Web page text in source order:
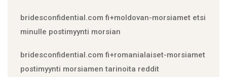
bridesconfidential.com fi+moldovan-morsiamet etsi
minulle postimyynti morsian
bridesconfidential.com fi+romanialaiset-morsiamet
postimyynti morsiamen tarinoita reddit